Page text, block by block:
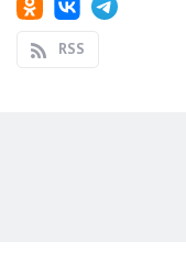
RSS